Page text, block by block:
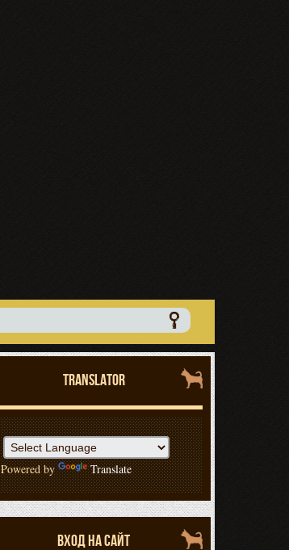
TRANSLATOR
Powered by Translate
ВХОД НА САЙТ